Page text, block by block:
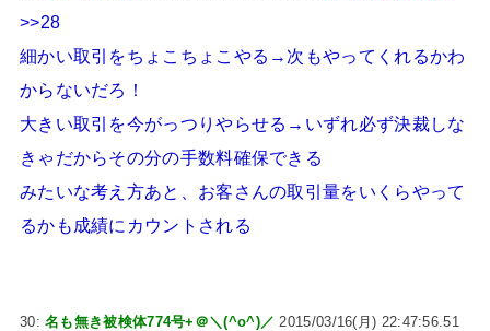
>>28
細かい取引をちょこちょこやる→次もやってくれるかわ
からないだろ！
大きい取引を今がっつりやらせる→いずれ必ず決裁しな
きゃだからその分の手数料確保できる
みたいな考え方あと、お客さんの取引量をいくらやって
るかも成績にカウントされる
30:名も無き被検体774号+＠＼(^o^)／ 2015/03/16(月) 22:47:56.51